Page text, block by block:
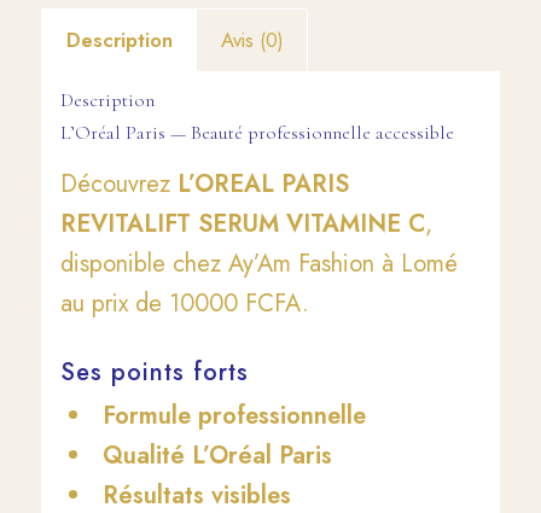
Description Avis (0)
Description
L’Oréal Paris — Beauté professionnelle accessible
Découvrez L’OREAL PARIS
REVITALIFT SERUM VITAMINE C,
disponible chez Ay’Am Fashion à Lomé
au prix de 10000 FCFA.
Ses points forts
Formule professionnelle
Qualité L’Oréal Paris
Résultats visibles